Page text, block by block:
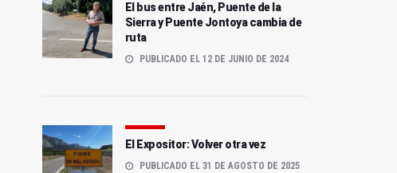
El bus entre Jaén, Puente de la
Sierra y Puente Jontoya cambia de
ruta
PUBLICADO EL 12 DE JUNIO DE 2024
El Expositor: Volver otra vez
PUBLICADO EL 31 DE AGOSTO DE 2025